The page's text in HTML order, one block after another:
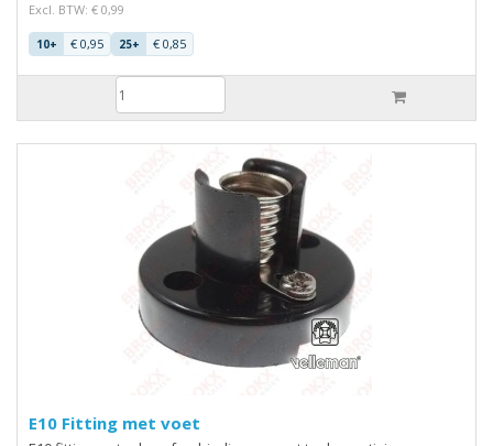
Excl. BTW: € 0,99
10+ € 0,95 25+ € 0,85
E10 Fitting met voet